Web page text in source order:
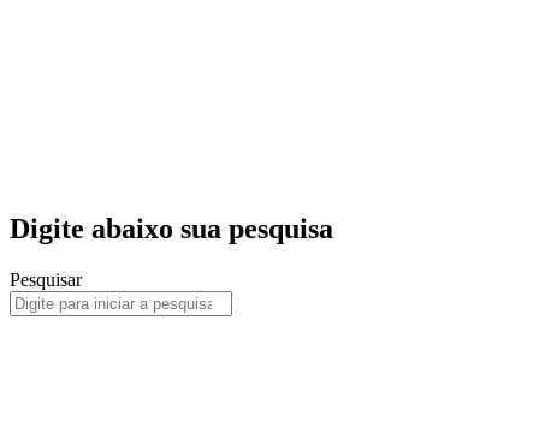
Digite abaixo sua pesquisa
Pesquisar